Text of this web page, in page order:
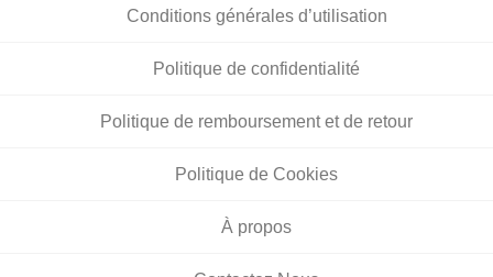
Conditions générales d’utilisation
Politique de confidentialité
Politique de remboursement et de retour
Politique de Cookies
À propos